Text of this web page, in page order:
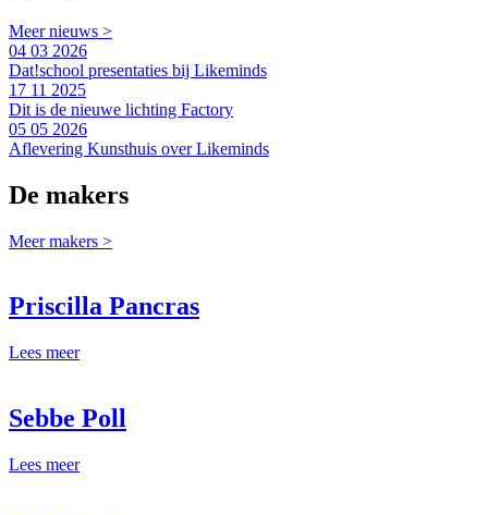
Meernieuws >
04 03 2026
Dat!school presentaties bij Likeminds
17 11 2025
Dit is de nieuwe lichting Factory
05 05 2026
Aflevering Kunsthuis over Likeminds
De makers
Meermakers >
Priscilla Pancras
Lees meer
Sebbe Poll
Lees meer